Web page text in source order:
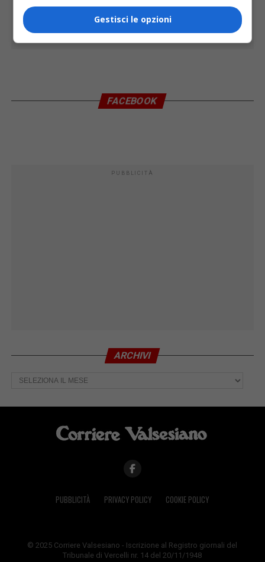
FACEBOOK
PUBBLICITÀ
ARCHIVI
Archivi
PUBBLICITÀ PRIVACY POLICY COOKIE POLICY
© 2025 Corriere Valsesiano - Iscrizione al Registro giornali del
Tribunale di Vercelli nr. 14 del 20/11/1948
Gestisci le opzioni